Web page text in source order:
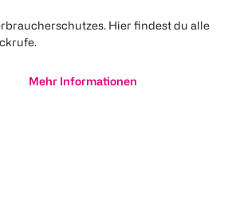
Hier findest du alle
Mehr Informationen